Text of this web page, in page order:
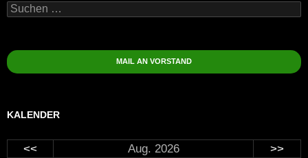
Suchen
nach:
MAIL AN VORSTAND
KALENDER
<< Aug. 2026 >>